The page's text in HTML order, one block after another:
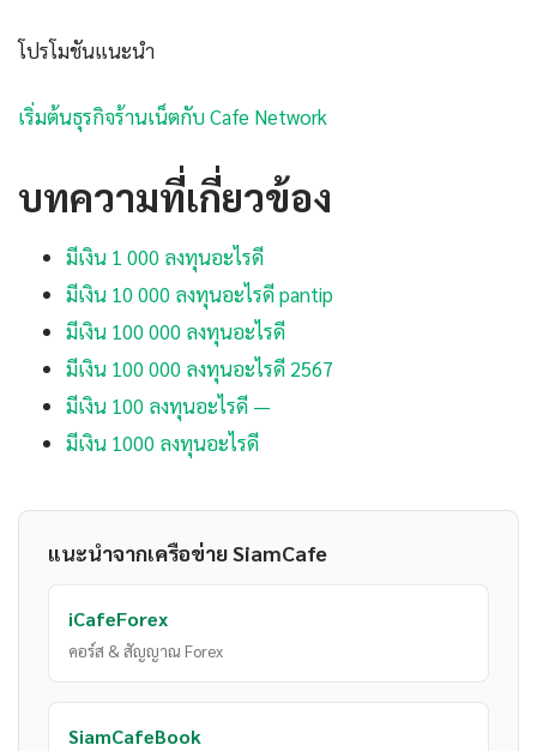
โปรโมชันแนะนำ
เริ่มต้นธุรกิจร้านเน็ตกับ Cafe Network
บทความที่เกี่ยวข้อง
มีเงิน 1 000 ลงทุนอะไรดี
มีเงิน 10 000 ลงทุนอะไรดี pantip
มีเงิน 100 000 ลงทุนอะไรดี
มีเงิน 100 000 ลงทุนอะไรดี 2567
มีเงิน 100 ลงทุนอะไรดี —
มีเงิน 1000 ลงทุนอะไรดี
แนะนำจากเครือข่าย SiamCafe
iCafeForex
คอร์ส & สัญญาณ Forex
SiamCafeBook